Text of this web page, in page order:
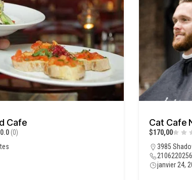
Cafe
0.0 (0)
Cat Cafe
$170,00
3985
2106220256
janvier 24,